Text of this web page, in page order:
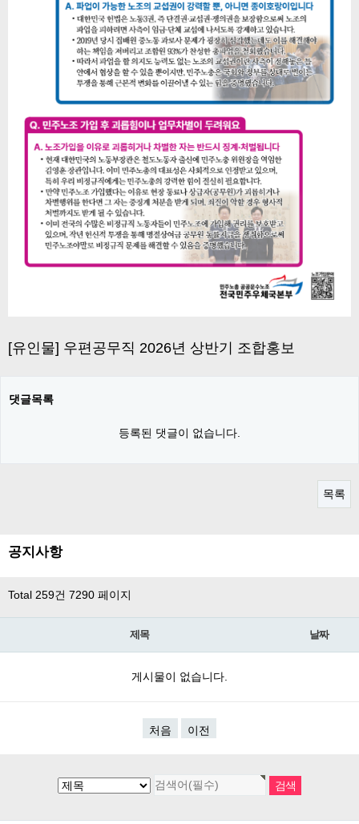
[유인물] 우편공무직 2026년 상반기 조합홍보
댓글목록
등록된 댓글이 없습니다.
목록
공지사항
Total 259건 7290 페이지
제목 날짜
게시물이 없습니다.
처음 이전